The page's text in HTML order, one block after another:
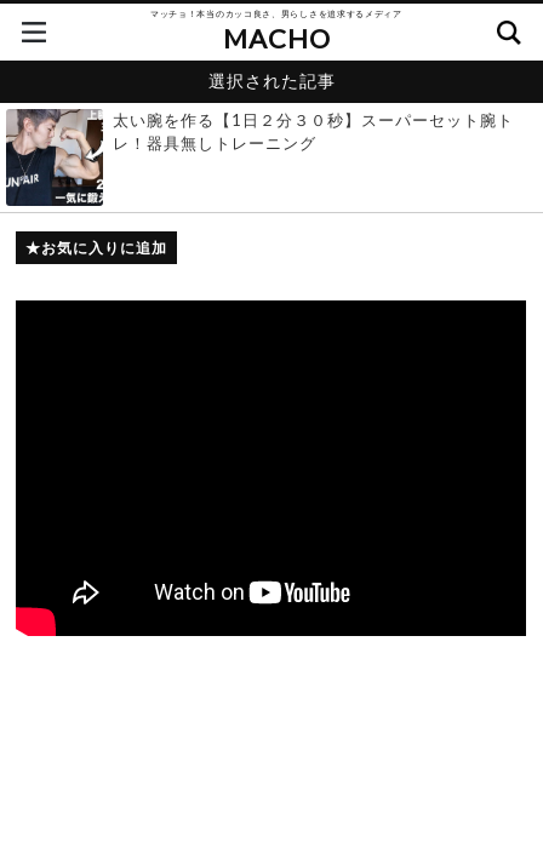
マッチョ！本当のカッコ良さ、男らしさを追求するメディア
MACHO
選択された記事
太い腕を作る【1日２分３０秒】スーパーセット腕ト
レ！器具無しトレーニング
お気に入りに追加